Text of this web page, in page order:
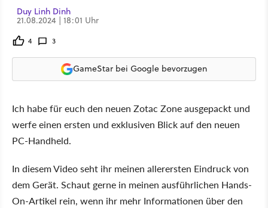
Duy Linh Dinh
21.08.2024 | 18:01 Uhr
4 3
GameStar bei Google bevorzugen
Ich habe für euch den neuen Zotac Zone ausgepackt und
werfe einen ersten und exklusiven Blick auf den neuen
PC-Handheld.
In diesem Video seht ihr meinen allerersten Eindruck von
dem Gerät. Schaut gerne in meinen ausführlichen Hands-
On-Artikel rein, wenn ihr mehr Informationen über den